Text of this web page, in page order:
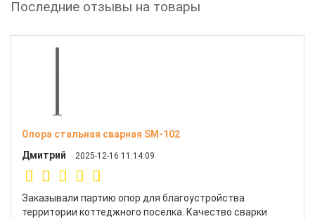
Последние отзывы на товары
Опора стальная сварная SM-102
Дмитрий
2025-12-16 11:14:09
Заказывали партию опор для благоустройства
территории коттеджного поселка. Качество сварки